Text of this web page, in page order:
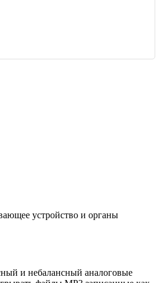
устройство и органы
и небалансный аналоговые